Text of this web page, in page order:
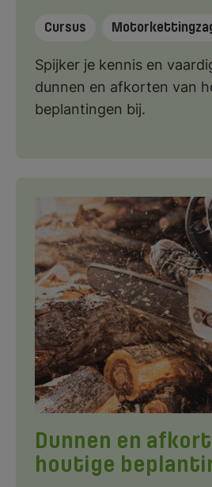
Cursus
Spijker je kennis en
dunnen en afkorten van
beplantingen bij.
Dunnen en
houtige